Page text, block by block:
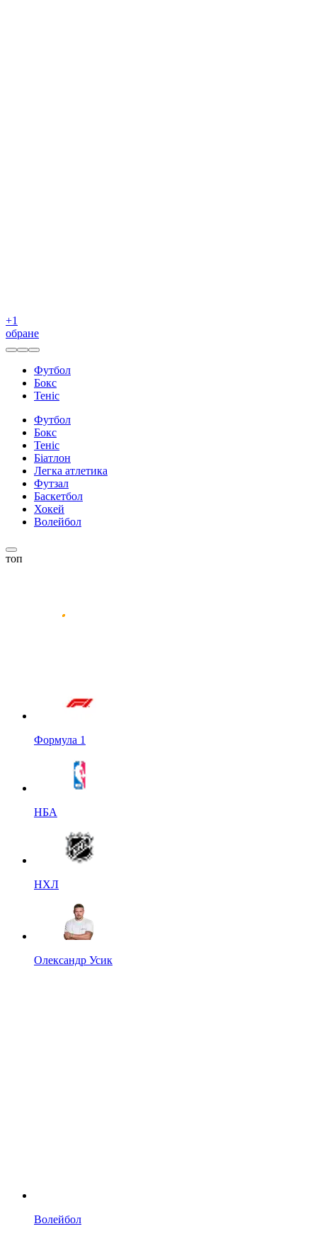
+1
обране
Футбол
Бокс
Теніс
Футбол
Бокс
Теніс
Біатлон
Легка атлетика
Футзал
Баскетбол
Хокей
Волейбол
топ
Формула 1
НБА
НХЛ
Олександр Усик
Волейбол